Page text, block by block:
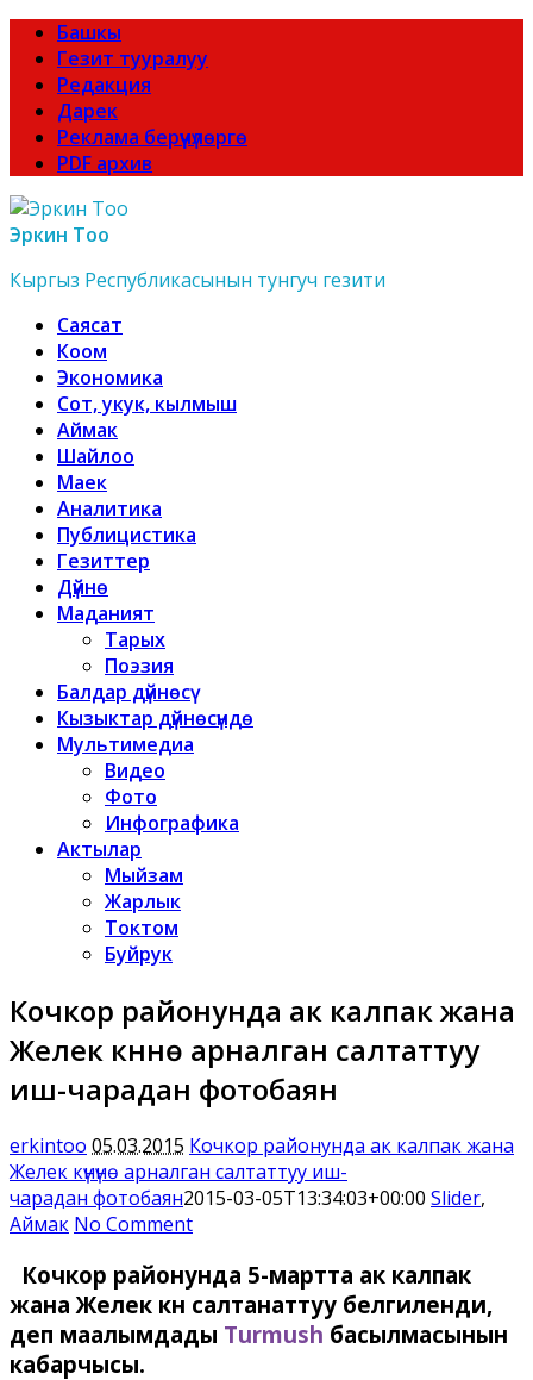
Башкы
Гезит тууралуу
Редакция
Дарек
Реклама берүүчүлөргө
PDF архив
Эркин Тоо
Кыргыз Республикасынын тунгуч гезити
Саясат
Коом
Экономика
Сот, укук, кылмыш
Аймак
Шайлоо
Маек
Аналитика
Публицистика
Гезиттер
Дүйнө
Маданият
Тарых
Поэзия
Балдар дүйнөсү
Кызыктар дүйнөсүндө
Мультимедиа
Видео
Фото
Инфографика
Актылар
Мыйзам
Жарлык
Токтом
Буйрук
Кочкор районунда ак калпак жана
Желек күнүнө арналган салтаттуу
иш-чарадан фотобаян
erkintoo 05.03.2015 Кочкор районунда ак калпак жана
Желек күнүнө арналган салтаттуу иш-
чарадан фотобаян2015-03-05T13:34:03+00:00 Slider,
Аймак No Comment
Кочкор районунда 5-мартта ак калпак
жана Желек күнү салтанаттуу белгиленди,
деп маалымдады Turmush басылмасынын
кабарчысы.